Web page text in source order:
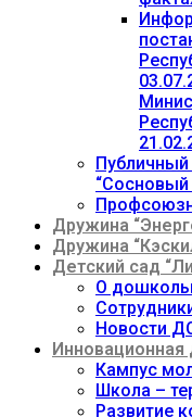
Публичный
“Сосновый
Дружина
Дружина
Детский сад
О
Новости
Инновационная
Кампус
Школа –
Развитие